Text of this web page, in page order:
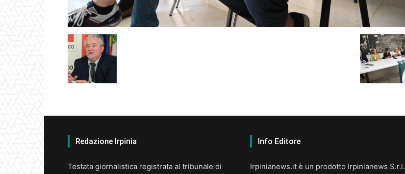
Redazione Irpinia
Testata giornalistica registrata al tribunale di
Info Editore
Irpinianews.it è un prodotto Irpinianews S.r.l.